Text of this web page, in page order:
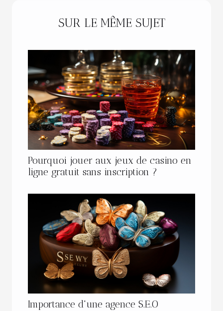
SUR LE MÊME SUJET
Pourquoi jouer aux jeux de casino en
ligne gratuit sans inscription ?
Importance d'une agence S.E.O